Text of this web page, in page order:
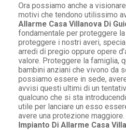
Ora possiamo anche a
motivi che tendono utilissimo
Allarme Casa Villanova Di
fondamentale per proteggere
proteggere i nostri averi,
arredi di pregio oppure opere
valore. Proteggere la famiglia,
bambini anziani che vivono da
possiamo essere in sede,
avvisi questi ultimi di un
qualcuno che si sta
utile per lanciare un esso
avere una protezione
Impianto Di Allarme Casa